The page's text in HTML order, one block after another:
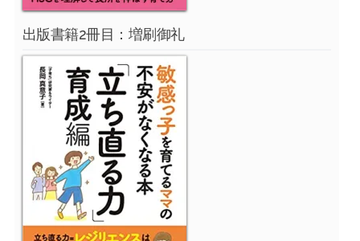
出版書籍2冊目：増刷御礼